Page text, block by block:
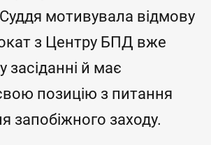
мотивувала відмову
з Центру БПД вже
засіданні й має
позицію з питання
запобіжного заходу.